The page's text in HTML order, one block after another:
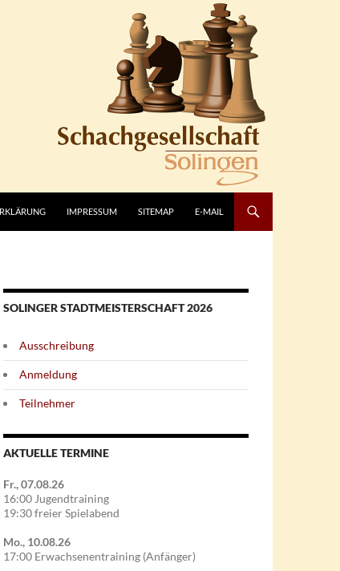
IMPRESSUM SITEMAP E-MAIL
SOLINGER STADTMEISTERSCHAFT 2026
Ausschreibung
Anmeldung
Teilnehmer
AKTUELLE TERMINE
Fr., 07.08.26
16:00 Jugendtraining
19:30 freier Spielabend
Mo., 10.08.26
17:00 Erwachsenentraining (Anfänger)